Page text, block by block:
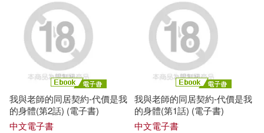
我與老師的同居契約-代價是我
的身體(第2話) (電子書)
中文電子書
我與老師的同居契約-代價是我
的身體(第1話) (電子書)
中文電子書